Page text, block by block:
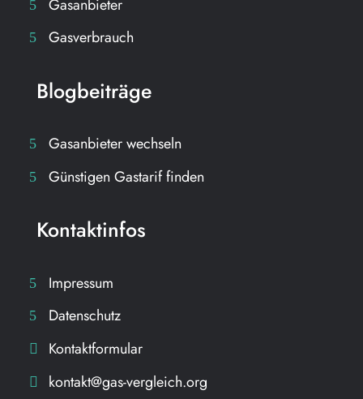
Gasanbieter
Gasverbrauch
Blogbeiträge
Gasanbieter wechseln
Günstigen Gastarif finden
Kontaktinfos
Impressum
Datenschutz
Kontaktformular
kontakt@gas-vergleich.org